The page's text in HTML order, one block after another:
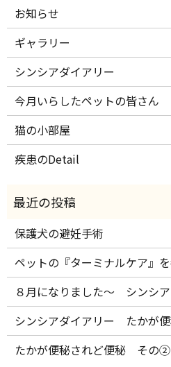
お知らせ
ギャラリー
シンシアダイアリー
今月いらしたペットの皆さん
猫の小部屋
疾患のDetail
保護犬の避妊手術
ペットの『ターミナルケア』
８月になりました～ シンシ
シンシアダイアリー たか
たかが便秘されど便秘 その②